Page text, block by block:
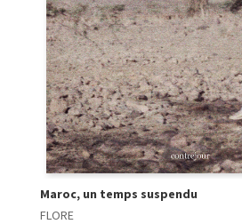
Maroc, un temps suspendu
FLORE